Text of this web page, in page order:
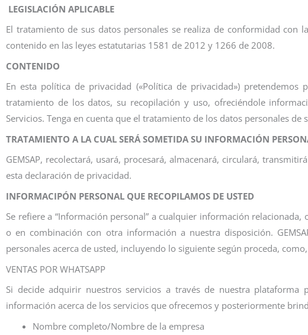
LEGISLACIÓN APLICABLE
El tratamiento de sus datos personales se realiza de conformidad
contenido en las leyes estatutarias 1581 de 2012 y 1266 de 2008.
CONTENIDO
En esta política de privacidad («Política de privacidad»)
tratamiento de los datos, su recopilación y uso, ofreciéndole
Servicios. Tenga en cuenta que el tratamiento de los datos personales
TRATAMIENTO A LA CUAL SERÁ SOMETIDA SU INFORMACIÓN
GEMSAP, recolectará, usará, procesará, almacenará, circulará,
esta declaración de privacidad.
INFORMACIPÓN PERSONAL QUE RECOPILAMOS DE USTED
Se refiere a “Información personal” a cualquier información
o en combinación con otra información a nuestra disposición.
personales acerca de usted, incluyendo lo siguiente según proceda,
VENTAS POR WHATSAPP
Si decide adquirir nuestros servicios a través de nuestra
información acerca de los servicios que ofrecemos y posteriormente
Nombre completo/Nombre de la empresa